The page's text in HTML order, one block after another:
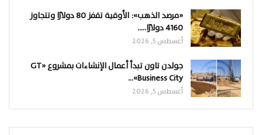
«مرصد الذهب»: الأوقية تقفز 80 دولارًا وتتجاوز
4160 دولارًا..…
أغسطس 5, 2026
جولدن تاون تبدأ أعمال الإنشاءات بمشروع «GT
Business City»…
أغسطس 5, 2026